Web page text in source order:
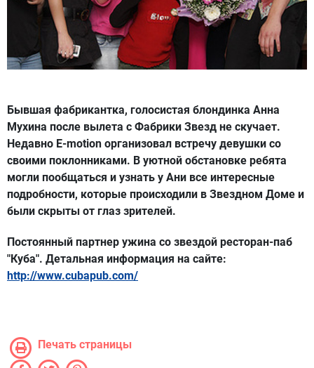
Бывшая фабрикантка, голосистая блондинка Анна
Мухина после вылета с Фабрики Звезд не скучает.
Недавно E-motion организовал встречу девушки со
своими поклонниками. В уютной обстановке ребята
могли пообщаться и узнать у Ани все интересные
подробности, которые происходили в Звездном Доме и
были скрыты от глаз зрителей.
Постоянный партнер ужина со звездой ресторан-паб
"Куба". Детальная информация на сайте:
http://www.cubapub.com/
Печать страницы